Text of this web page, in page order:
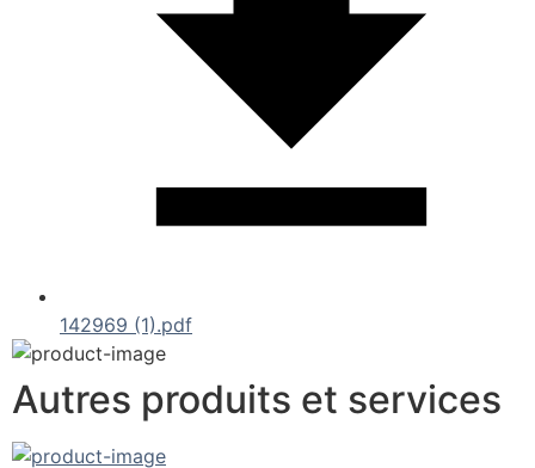
142969 (1).pdf
Autres produits et services